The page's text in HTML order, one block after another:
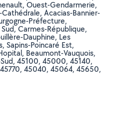
Ouest-Gendarmerie,
Acacias-Bannier-
Préfecture,
Carmes-République,
Dauphine, Les
Sapins-Poincaré Est,
Beaumont-Vauquois,
45100, 45000, 45140,
45040, 45064, 45650,